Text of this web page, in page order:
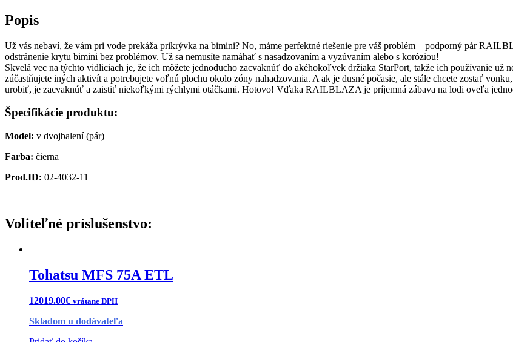
Popis
Už vás nebaví, že vám pri vode prekáža prikrývka na bimini? No, máme perfektné riešenie pre váš problém – podporný pár
odstránenie krytu bimini bez problémov. Už sa nemusíte namáhať s nasadzovaním a vyzúvaním alebo s koróziou!
Skvelá vec na týchto vidliciach je, že ich môžete jednoducho zacvaknúť do akéhokoľvek držiaka StarPort, takže ich používanie už
zúčastňujete iných aktivít a potrebujete voľnú plochu okolo zóny nahadzovania. A ak je dusné počasie, ale stále chcete zostať
urobiť, je zacvaknúť a zaistiť niekoľkými rýchlymi otáčkami. Hotovo! Vďaka RAILBLAZA je príjemná zábava na lodi oveľa
Špecifikácie produktu:
Model: v dvojbalení (pár)
Farba: čierna
Prod.ID: 02-4032-11
Tohatsu MFS 75A ETL
12019.00€ vrátane DPH
Skladom u dodávateľa